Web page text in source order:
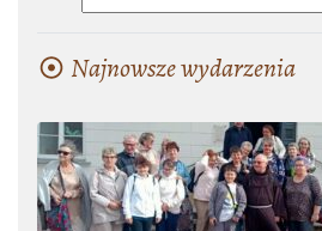
Najnowsze wydarzenia